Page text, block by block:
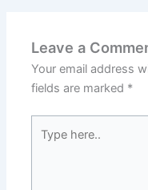
Leave a
Your email address
fields are marked *
here..